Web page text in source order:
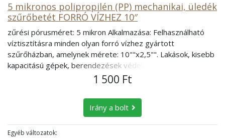
5 mikronos polipropilén (PP) mechanikai, üledék
szűrőbetét FORRÓ VÍZHEZ 10″
zűrési pórusméret: 5 mikron Alkalmazása: Felhasználható
víztisztításra minden olyan forró vízhez gyártott
szűrőházban, amelynek mérete: 10""x2,5"". Lakások, kisebb
kapacitású gépek, berendezések védelmére alkalmas. A
10""-os szűrőbetétet nem elegendő családi házak
os szűrőházakba, mint: - hidegvíz esetén Légtelenítővel
ellátott szűrőház, - forróvíz esetén Légtelenítővel ellátott
szűrőház forróvízhez. A szűrőbetét nem alkalmazható
mikrobiológiailag szennyezett vízre vagy ismeretlen
1 500 Ft
Irány a bolt
Egyéb változatok: